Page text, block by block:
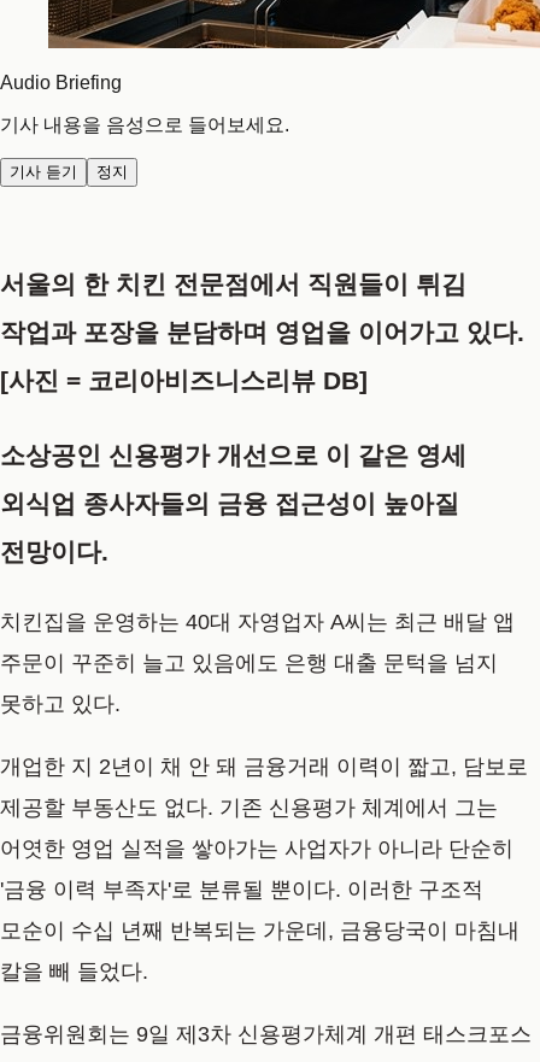
Audio Briefing
기사 내용을 음성으로 들어보세요.
기사 듣기 정지
서울의 한 치킨 전문점에서 직원들이 튀김
작업과 포장을 분담하며 영업을 이어가고 있다.
[사진 = 코리아비즈니스리뷰 DB]
소상공인 신용평가 개선으로 이 같은 영세
외식업 종사자들의 금융 접근성이 높아질
전망이다.
치킨집을 운영하는 40대 자영업자 A씨는 최근 배달 앱
주문이 꾸준히 늘고 있음에도 은행 대출 문턱을 넘지
못하고 있다.
개업한 지 2년이 채 안 돼 금융거래 이력이 짧고, 담보로
제공할 부동산도 없다. 기존 신용평가 체계에서 그는
어엿한 영업 실적을 쌓아가는 사업자가 아니라 단순히
'금융 이력 부족자'로 분류될 뿐이다. 이러한 구조적
모순이 수십 년째 반복되는 가운데, 금융당국이 마침내
칼을 빼 들었다.
금융위원회는 9일 제3차 신용평가체계 개편 태스크포스